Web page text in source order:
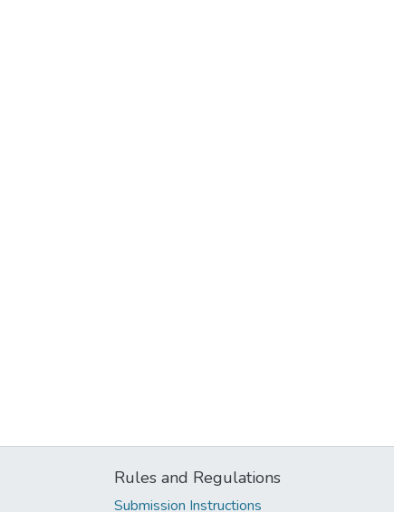
Rules and Regulations
Submission Instructions